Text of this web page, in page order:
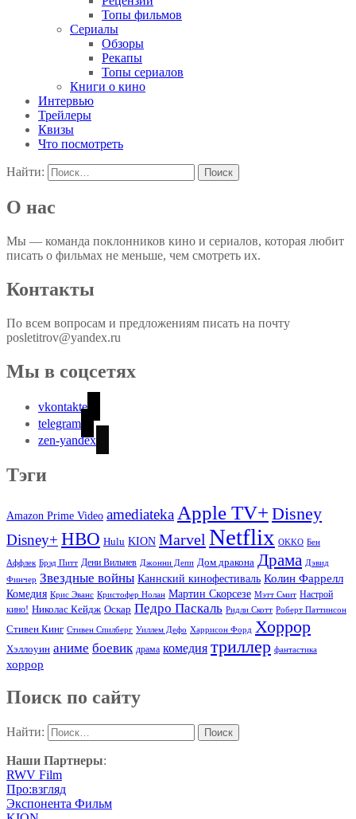
Топы фильмов
Сериалы
Обзоры
Рекапы
Топы сериалов
Книги о кино
Интервью
Трейлеры
Квизы
Что посмотреть
Найти:
О нас
Мы — команда поклонников кино и сериалов, которая любит
писать о фильмах не меньше, чем смотреть их.
Контакты
По всем вопросам и предложениям писать на почту
posletitrov@yandex.ru
Мы в соцсетях
vkontakte
telegram
zen-yandex
Тэги
Amazon Prime Video amediateka Apple TV+ Disney
Disney+ HBO Hulu KION Marvel Netflix OKKO Бен
Аффлек Брэд Питт Дени Вильнев Джонни Депп Дом дракона Драма Дэвид
Финчер Звездные войны Каннский кинофестиваль Колин Фаррелл
Комедия Крис Эванс Кристофер Нолан Мартин Скорсезе Мэтт Смит Настрой
кино! Николас Кейдж Оскар Педро Паскаль Ридли Скотт Роберт Паттинсон
Стивен Кинг Стивен Спилберг Уиллем Дефо Харрисон Форд Хоррор
Хэллоуин аниме боевик драма комедия триллер фантастика
хоррор
Поиск по сайту
Найти:
Наши Партнеры:
RWV Film
Про:взгляд
Экспонента Фильм